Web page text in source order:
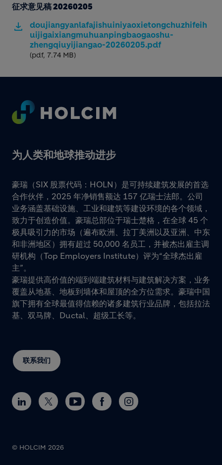
征求意见稿 20260205
doujiangyanlafajishuiniyaoxietongchuzhifeih
uijigaixiangmuhuanpingbaogaoshu-
zhengqiuyijiangao-20260205.pdf
(pdf, 7.74 MB)
Footer
为人类和地球推动进步
联系我们
豪瑞（SIX 股票代码：HOLN）是可持续建筑发展的首选
合作伙伴，2025 年净销售额达 157 亿瑞士法郎。公司
业务涵盖基础设施、工业和建筑等建设环境的各个领域，
致力于创造价值。豪瑞总部位于瑞士楚格，在全球 45 个
极具吸引力的市场（遍布欧洲、拉丁美洲以及亚洲、中东
和非洲地区）拥有超过 50,000 名员工，并被杰出雇主调
研机构（Top Employers Institute）评为“全球杰出雇
主”。
豪瑞提供高价值的端到端建筑材料与建筑解决方案，业务
覆盖从地基、地板到墙体和屋顶的全方位需求。豪瑞中国
旗下拥有全球最值得信赖的诸多建筑行业品牌，包括拉法
基、双马牌、Ductal、超级工长等。
© HOLCIM 2026